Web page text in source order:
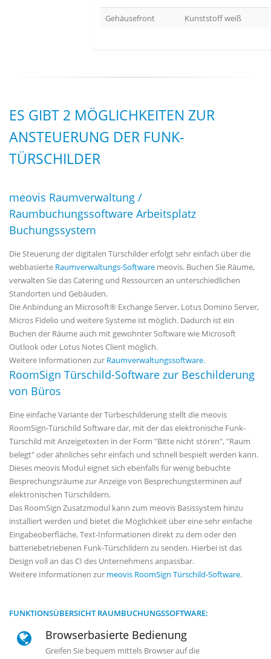
Gehäusefront
Kunststoff weiß
ES GIBT 2 MÖGLICHKEITEN ZUR
ANSTEUERUNG DER FUNK-
TÜRSCHILDER
meovis Raumverwaltung /
Raumbuchungssoftware Arbeitsplatz
Buchungssystem
Die Steuerung der digitalen Türschilder erfolgt sehr einfach über die
webbasierte Raumverwaltungs-Software meovis. Buchen Sie Räume,
verwalten Sie das Catering und Ressourcen an unterschiedlichen
Standorten und Gebäuden.
Die Anbindung an Microsoft® Exchange Server, Lotus Domino Server,
Micros Fidelio und weitere Systeme ist möglich. Dadurch ist ein
Buchen der Räume auch mit gewohnter Software wie Microsoft
Outlook oder Lotus Notes Client möglich.
Weitere Informationen zur Raumverwaltungssoftware.
RoomSign Türschild-Software zur Beschilderung
von Büros
Eine einfache Variante der Türbeschilderung stellt die meovis
RoomSign-Türschild Software dar, mit der das elektronische Funk-
Türschild mit Anzeigetexten in der Form "Bitte nicht stören", "Raum
belegt" oder ähnliches sehr einfach und schnell bespielt werden kann.
Dieses meovis Modul eignet sich ebenfalls für wenig bebuchte
Besprechungsräume zur Anzeige von Besprechungsterminen auf
elektronischen Türschildern.
Das RoomSign Zusatzmodul kann zum meovis Basissystem hinzu
installiert werden und bietet die Möglichkeit über eine sehr einfache
Eingabeoberfläche, Text-Informationen direkt zu dem oder den
batteriebetriebenen Funk-Türschildern zu senden. Hierbei ist das
Design voll an das CI des Unternehmens anpassbar.
Weitere Informationen zur meovis RoomSign Türschild-Software.
FUNKTIONSÜBERSICHT RAUMBUCHUNGSSOFTWARE:
Browserbasierte Bedienung
Greifen Sie bequem mittels Browser auf die